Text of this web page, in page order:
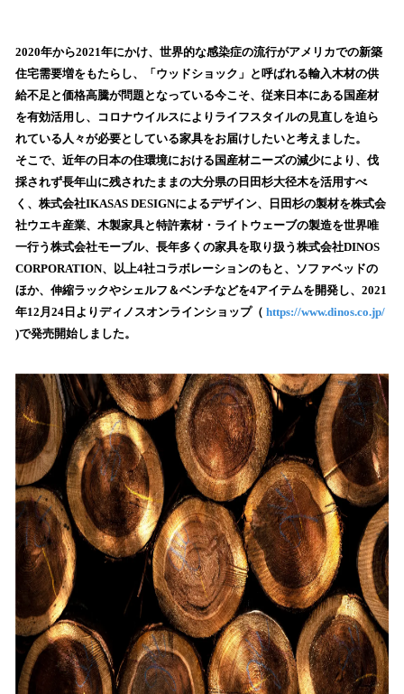
！
数
を
読
込
み
中
で
す
2020年から2021年にかけ、世界的な感染症の流行がアメリカでの新築
住宅需要増をもたらし、「ウッドショック」と呼ばれる輸入木材の供
給不足と価格高騰が問題となっている今こそ、従来日本にある国産材
を有効活用し、コロナウイルスによりライフスタイルの見直しを迫ら
れている人々が必要としている家具をお届けしたいと考えました。
そこで、近年の日本の住環境における国産材ニーズの減少により、伐
採されず長年山に残されたままの大分県の日田杉大径木を活用すべ
く、株式会社IKASAS DESIGNによるデザイン、日田杉の製材を株式会
社ウエキ産業、木製家具と特許素材・ライトウェーブの製造を世界唯
一行う株式会社モーブル、長年多くの家具を取り扱う株式会社DINOS
CORPORATION、以上4社コラボレーションのもと、ソファベッドの
ほか、伸縮ラックやシェルフ＆ベンチなどを4アイテムを開発し、2021
年12月24日よりディノスオンラインショップ（ https://www.dinos.co.jp/
)で発売開始しました。